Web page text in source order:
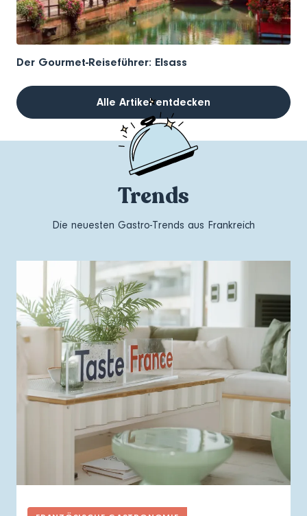
Der Gourmet-Reiseführer: Elsass
Alle Artikel entdecken
Trends
Die neuesten Gastro-Trends aus Frankreich